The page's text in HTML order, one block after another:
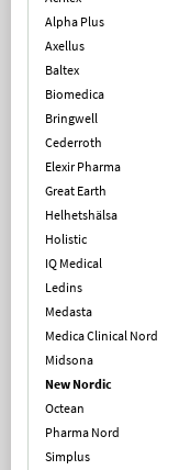
Alpha Plus
Axellus
Baltex
Biomedica
Bringwell
Cederroth
Elexir Pharma
Great Earth
Helhetshälsa
Holistic
IQ Medical
Ledins
Medasta
Medica Clinical Nord
Midsona
New Nordic
Octean
Pharma Nord
Simplus